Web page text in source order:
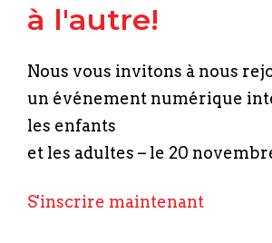
à l'autre!
Nous vous invitons à nous
un événement numérique
les enfants
et les adultes – le 20
S'inscrire maintenant